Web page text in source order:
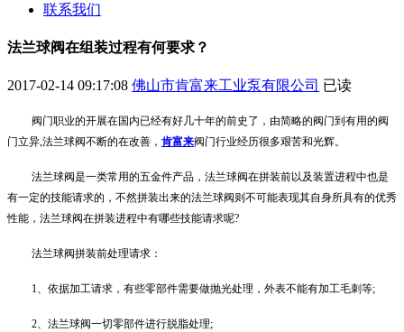
联系我们
法兰球阀在组装过程有何要求？
2017-02-14 09:17:08 佛山市肯富来工业泵有限公司 已读
阀门职业的开展在国内已经有好几十年的前史了 ， 由简略的阀门到有用的阀
门立异,法兰球阀不断的在改善， 肯富来阀门行业经历很多艰苦和光辉。
法兰球阀是一类常用的五金件产品，法兰球阀在拼装前以及装置进程中也是
有一定的技能请求的，不然拼装出来的法兰球阀则不可能表现其自身所具有的优秀
性能，法兰球阀在拼装进程中有哪些技能请求呢?
法兰球阀拼装前处理请求：
1、依据加工请求，有些零部件需要做抛光处理，外表不能有加工毛刺等;
2、法兰球阀一切零部件进行脱脂处理;